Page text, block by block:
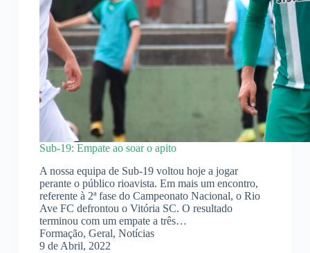
Sub-19: Empate ao soar o apito
A nossa equipa de Sub-19 voltou hoje a jogar
perante o público rioavista. Em mais um encontro,
referente à 2ª fase do Campeonato Nacional, o Rio
Ave FC defrontou o Vitória SC. O resultado
terminou com um empate a três…
Formação, Geral, Notícias
9 de Abril, 2022